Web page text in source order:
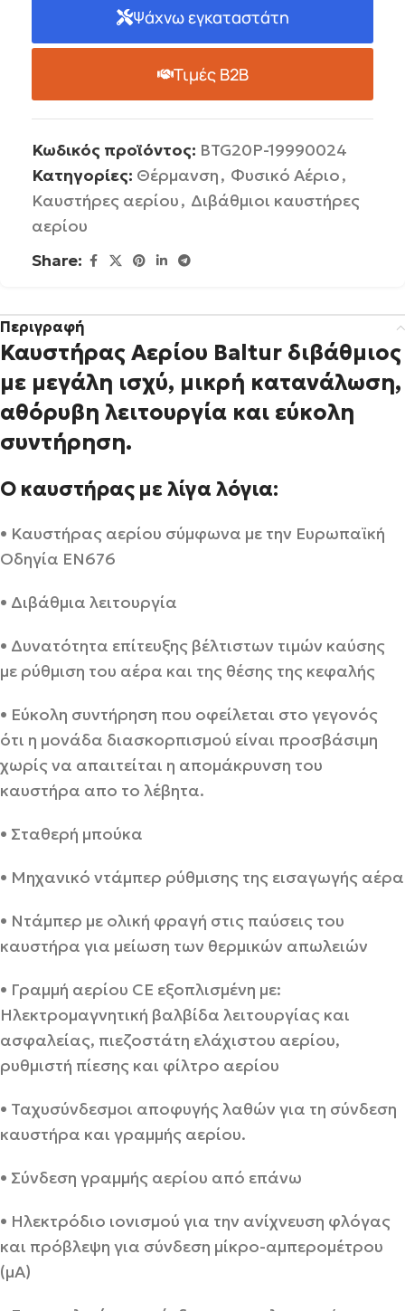
Ψάχνω εγκαταστάτη
Τιμές B2B
Κωδικός προϊόντος: BTG20P-19990024
Κατηγορίες: Θέρμανση, Φυσικό Αέριο,
Καυστήρες αερίου, Διβάθμιοι καυστήρες
αερίου
Share:
Περιγραφή
Καυστήρας Αερίου Baltur διβάθμιος
με μεγάλη ισχύ, μικρή κατανάλωση,
αθόρυβη λειτουργία και εύκολη
συντήρηση.
Ο καυστήρας με λίγα λόγια:
• Καυστήρας αερίου σύμφωνα με την Ευρωπαϊκή
Οδηγία ΕΝ676
• Διβάθμια λειτουργία
• Δυνατότητα επίτευξης βέλτιστων τιμών καύσης
με ρύθμιση του αέρα και της θέσης της κεφαλής
• Εύκολη συντήρηση που οφείλεται στο γεγονός
ότι η μονάδα διασκορπισμού είναι προσβάσιμη
χωρίς να απαιτείται η απομάκρυνση του
καυστήρα απο το λέβητα.
• Σταθερή μπούκα
• Μηχανικό ντάμπερ ρύθμισης της εισαγωγής αέρα
• Ντάμπερ με ολική φραγή στις παύσεις του
καυστήρα για μείωση των θερμικών απωλειών
• Γραμμή αερίου CE εξοπλισμένη με:
Ηλεκτρομαγνητική βαλβίδα λειτουργίας και
ασφαλείας, πιεζοστάτη ελάχιστου αερίου,
ρυθμιστή πίεσης και φίλτρο αερίου
• Ταχυσύνδεσμοι αποφυγής λαθών για τη σύνδεση
καυστήρα και γραμμής αερίου.
• Σύνδεση γραμμής αερίου από επάνω
• Ηλεκτρόδιο ιονισμού για την ανίχνευση φλόγας
και πρόβλεψη για σύνδεση μίκρο-αμπερομέτρου
(μΑ)